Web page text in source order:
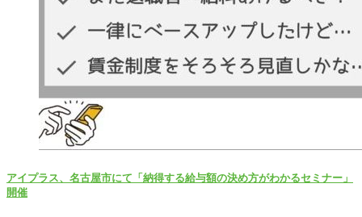
アイプラス、名古屋市にて「納得する給与額の決め方がわかるセミナー」
開催